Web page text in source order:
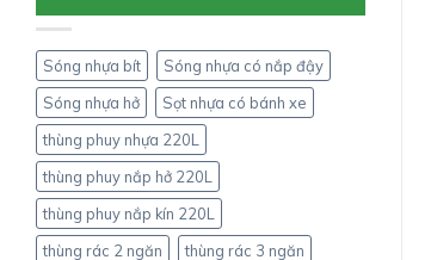
khác
nhau
như
thế
Sóng nhựa bít
Sóng nhựa có nắp đậy
Sóng nhựa hở
Sọt nhựa có bánh xe
thùng phuy nhựa 220L
thùng phuy nắp hở 220L
thùng phuy nắp kín 220L
thùng rác 2 ngăn
thùng rác 3 ngăn